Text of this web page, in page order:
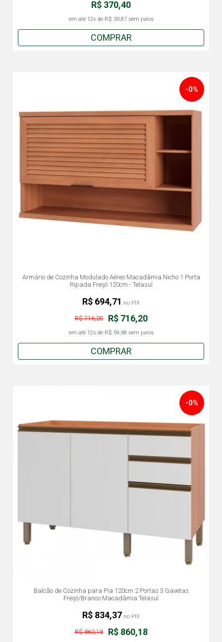
R$ 370,40
em até 12x de R$ 30,87sem juros
COMPRAR
Armário de Cozinha Modulado Aéreo Macadâmia Nicho 1 Porta
Ripada Freijó 120cm - Telasul
-0%
R$ 716,20
R$ 716,20
em até 12x de R$ 59,68 sem juros
R$ 694,71 no PIX
COMPRAR
Balcão de Cozinha para Pia 120cm 2 Portas 3 Gavetas
Freijó/Branco Macadâmia Telasul
-0%
R$ 860,18
R$ 860,18
R$ 834,37 no PIX